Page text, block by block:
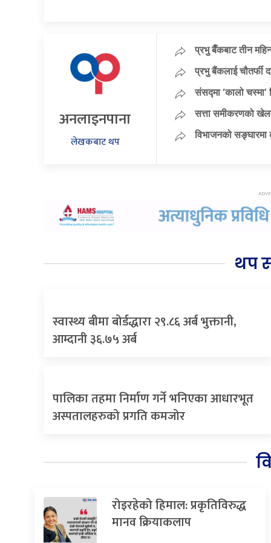
अनलाइनपाना
लेखकबाट थप
प्रभु बैँकबाट तीन
प्रभु बैंकलाई चौतर्फी
संसद्मा ‘कालो चस्मा’
सत्ता समीकरणको
विभाजनको सङ्घारमा
थप
स्वास्थ्य बीमा बोर्डद्धारा २९.८६ अर्ब भुक्तानी,
आम्दानी ३६.७५ अर्ब
पालिका तहमा निर्माण गर्ने भनिएका आधारभूत
अस्पतालहरुको प्रगति कमजोर
रोइरहेको हिमाल: प्रकृतिविरुद्ध
मानव क्रियाकलाप